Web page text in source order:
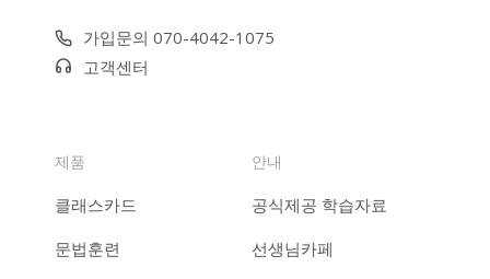
가입문의 070-4042-1075
고객센터
제품
클래스카드
문법훈련
안내
공식제공 학습자료
선생님카페